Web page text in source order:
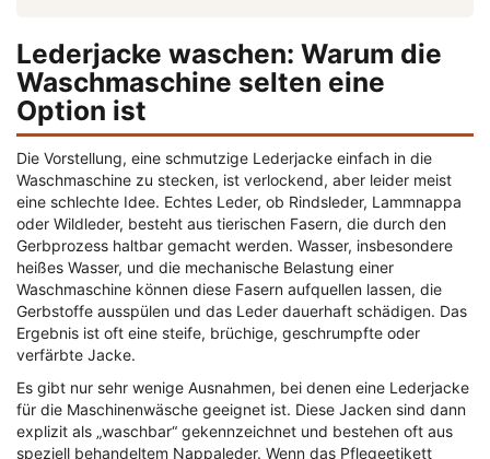
Lederjacke waschen: Warum die
Waschmaschine selten eine
Option ist
Die Vorstellung, eine schmutzige Lederjacke einfach in die
Waschmaschine zu stecken, ist verlockend, aber leider meist
eine schlechte Idee. Echtes Leder, ob Rindsleder, Lammnappa
oder Wildleder, besteht aus tierischen Fasern, die durch den
Gerbprozess haltbar gemacht werden. Wasser, insbesondere
heißes Wasser, und die mechanische Belastung einer
Waschmaschine können diese Fasern aufquellen lassen, die
Gerbstoffe ausspülen und das Leder dauerhaft schädigen. Das
Ergebnis ist oft eine steife, brüchige, geschrumpfte oder
verfärbte Jacke.
Es gibt nur sehr wenige Ausnahmen, bei denen eine Lederjacke
für die Maschinenwäsche geeignet ist. Diese Jacken sind dann
explizit als „waschbar“ gekennzeichnet und bestehen oft aus
speziell behandeltem Nappaleder. Wenn das Pflegeetikett